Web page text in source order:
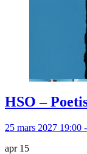
HSO –
25 mars 2027 19:00
apr 15